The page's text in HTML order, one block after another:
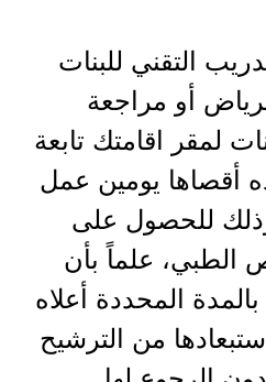
التقني للبنات
أو مراجعة
لمقر اقامتك تابعة
أقصاها يومين عمل
وذلك للحصول على
الطبي، علماً بأن
المحددة أعلاه
من الترشيح